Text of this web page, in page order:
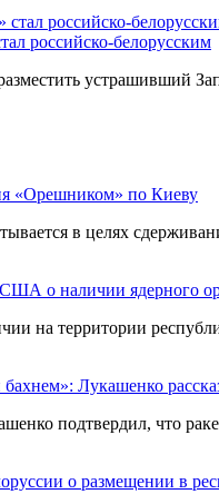
российско-белорусским
устрашивший
«Орешником» по Киеву
в целях
о наличии ядерного
на территории
Лукашенко
подтвердил, что
о размещении в